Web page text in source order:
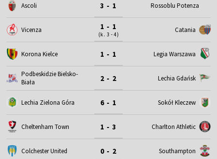
Ascoli 3 - 1 Rossoblu Potenza
Vicenza 1 - 1
(k. 3 - 4)
Catania
Korona Kielce 1 - 1 Legia Warszawa
Podbeskidzie Bielsko-
Biała
2 - 2 Lechia Gdańsk
Lechia Zielona Góra 6 - 1 Sokół Kleczew
Cheltenham Town 1 - 3 Charlton Athletic
Colchester United 0 - 2 Southampton